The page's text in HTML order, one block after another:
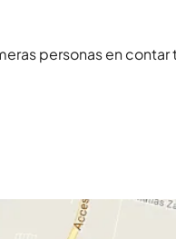
personas en contar